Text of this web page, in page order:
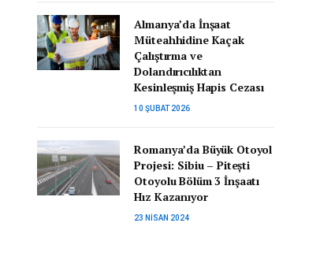
Almanya’da İnşaat
Müteahhidine Kaçak
Çalıştırma ve
Dolandırıcılıktan
Kesinleşmiş Hapis Cezası
10 ŞUBAT 2026
Romanya’da Büyük Otoyol
Projesi: Sibiu – Pitești
Otoyolu Bölüm 3 İnşaatı
Hız Kazanıyor
23 NISAN 2024